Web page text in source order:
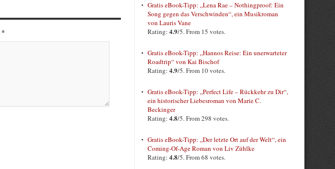
*
Gratis eBook-Tipp: „Lena Rae – Nothingproof: Ein
Song gegen das Verschwinden“, ein Musikroman
von Lauris Vane
Rating: 4.9/5. From 15 votes.
Gratis eBook-Tipp: „Hannos Reise: Ein unerwarteter
Roadtrip“ von Kai Bischof
Rating: 4.9/5. From 10 votes.
Gratis eBook-Tipp: „Perfect Life – Rückkehr zu Dir“,
ein historischer Liebesroman von Marie C.
Beckinger
Rating: 4.8/5. From 298 votes.
Gratis eBook-Tipp: „Der letzte Ort auf der Welt“, ein
Coming-Of-Age Roman von Liv Zühlke
Rating: 4.8/5. From 68 votes.